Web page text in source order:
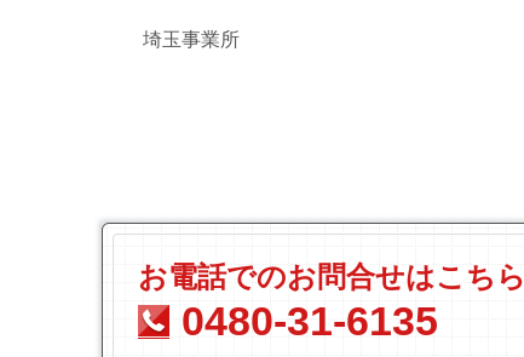
埼玉事業所
お電話でのお問合せはこちら
0480-31-6135